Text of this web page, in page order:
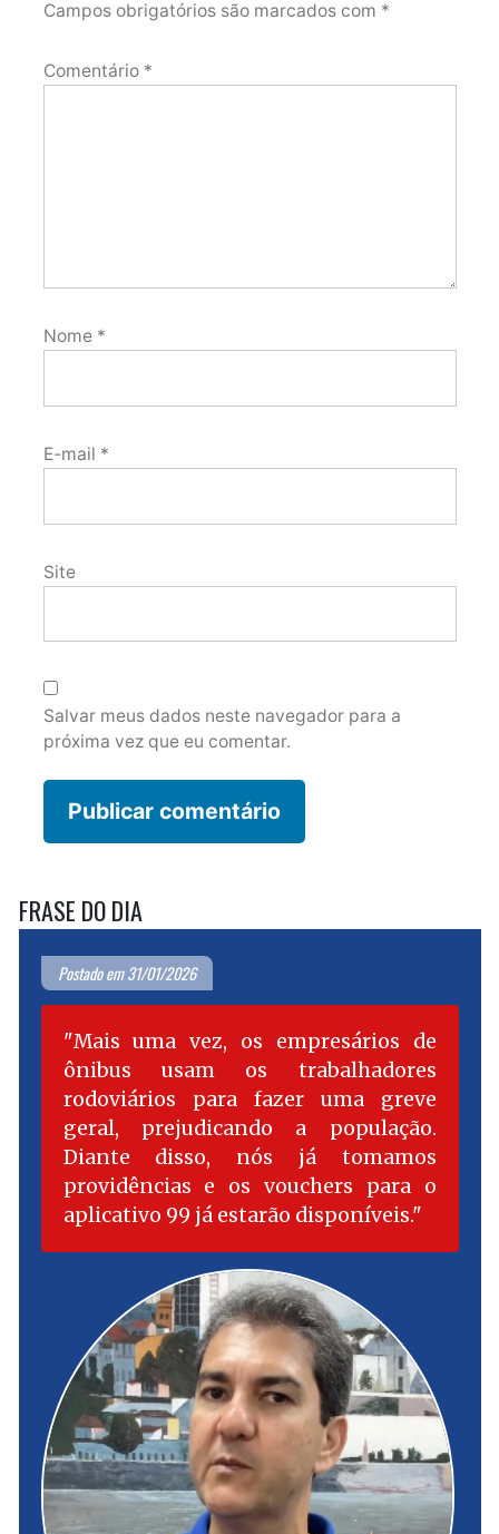
Campos obrigatórios são marcados com *
Comentário *
Nome *
E-mail *
Site
Salvar meus dados neste navegador para a
próxima vez que eu comentar.
FRASE DO DIA
Postado em 31/01/2026
Mais uma vez, os empresários de
ônibus usam os trabalhadores
rodoviários para fazer uma greve
geral, prejudicando a população.
Diante disso, nós já tomamos
providências e os vouchers para o
aplicativo 99 já estarão disponíveis.